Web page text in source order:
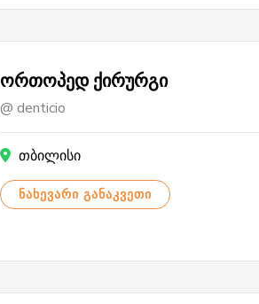
ორთოპედ ქირურგი
denticio
თბილისი
ᲜᲐᲮᲔᲕᲐᲠᲘ ᲒᲐᲜᲐᲙᲕᲔᲗᲘ